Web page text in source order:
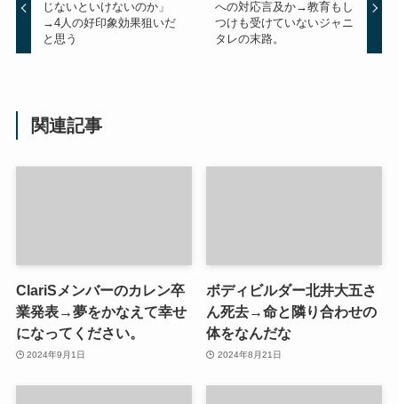
じないといけないのか」
→4人の好印象効果狙いだ
と思う
への対応言及か→教育もし
つけも受けていないジャニ
タレの末路。
関連記事
ClariSメンバーのカレン卒
業発表→夢をかなえて幸せ
になってください。
2024年9月1日
ボディビルダー北井大五さ
ん死去→命と隣り合わせの
体をなんだな
2024年8月21日